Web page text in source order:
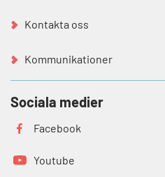
Kontakta oss
Kommunikationer
Sociala medier
Facebook
Youtube